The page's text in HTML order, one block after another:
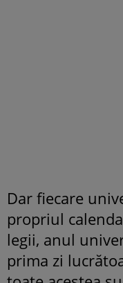
Dar fiecare
propriul
legii, anul
prima zi